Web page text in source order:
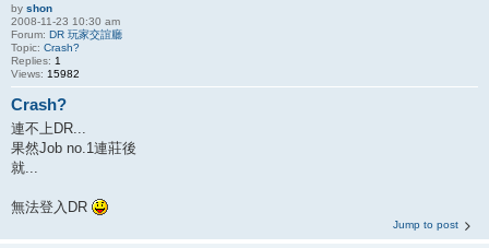
by shon
2008-11-23 10:30 am
Forum: DR 玩家交誼廳
Topic: Crash?
Replies: 1
Views: 15982
Crash?
連不上DR...
果然Job no.1連莊後
就...
無法登入DR
Jump to post